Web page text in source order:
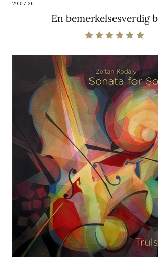
29.07.26
En bemerkelsesverdig